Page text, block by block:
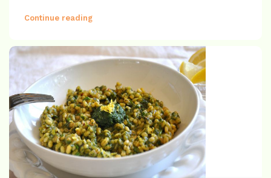
Continue reading